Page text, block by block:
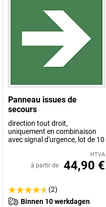
Panneau issues de
secours
direction tout droit,
uniquement en combinaison
avec signal d'urgence, lot de 10
HTVA
à partir de 44,90 €
(2)
Binnen 10 werkdagen